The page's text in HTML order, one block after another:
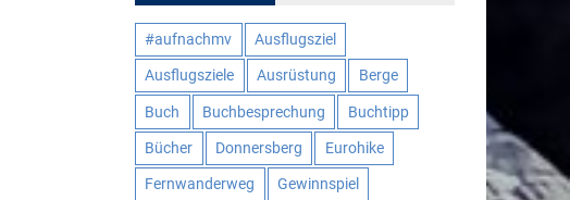
#aufnachmv Ausflugsziel
Ausflugsziele Ausrüstung Berge
Buch Buchbesprechung Buchtipp
Bücher Donnersberg Eurohike
Fernwanderweg Gewinnspiel